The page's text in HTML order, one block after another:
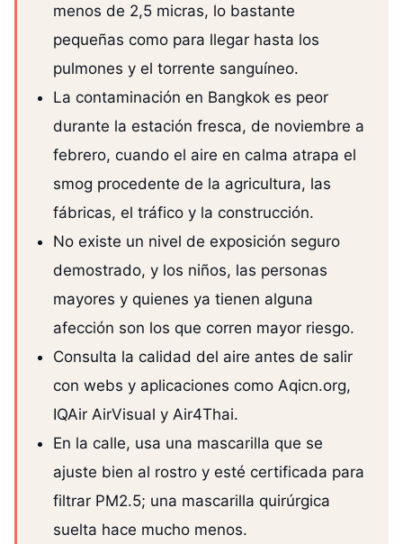
menos de 2,5 micras, lo bastante
pequeñas como para llegar hasta los
pulmones y el torrente sanguíneo.
La contaminación en Bangkok es peor
durante la estación fresca, de noviembre a
febrero, cuando el aire en calma atrapa el
smog procedente de la agricultura, las
fábricas, el tráfico y la construcción.
No existe un nivel de exposición seguro
demostrado, y los niños, las personas
mayores y quienes ya tienen alguna
afección son los que corren mayor riesgo.
Consulta la calidad del aire antes de salir
con webs y aplicaciones como Aqicn.org,
IQAir AirVisual y Air4Thai.
En la calle, usa una mascarilla que se
ajuste bien al rostro y esté certificada para
filtrar PM2.5; una mascarilla quirúrgica
suelta hace mucho menos.